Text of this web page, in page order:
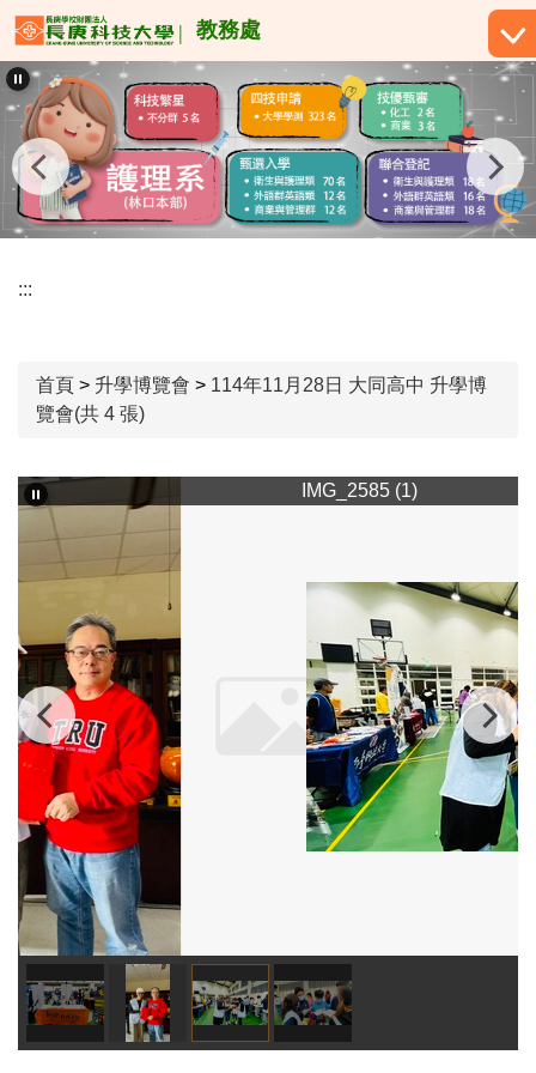
跳
到
主
要
內
容
區
教務處
:::
首頁 > 升學博覽會 > 114年11月28日 大同高中 升學博
覽會(共 4 張)
IMG_2585 (1)